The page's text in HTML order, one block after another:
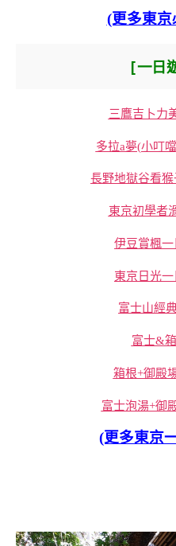
(更多東京
[一日
三鷹吉卜力
多拉a夢(小叮
長野地獄谷看
東京初學者
伊豆賞楓一
東京日光
富士山經
富士&
箱根+御殿
富士泡湯+御
(更多東京